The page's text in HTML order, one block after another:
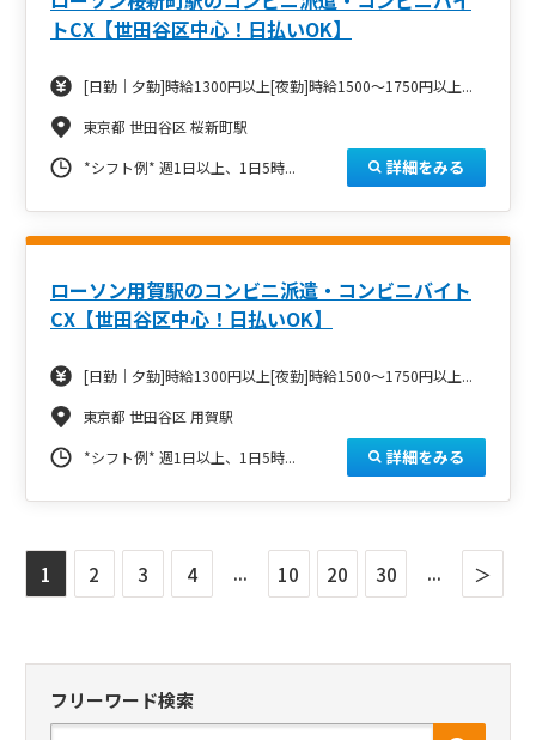
トCX【世田谷区中心！日払いOK】
[日勤｜夕勤]時給1300円以上[夜勤]時給1500～1750円以上...
東京都 世田谷区 桜新町駅
*シフト例* 週1日以上、1日5時... 詳細をみる
ローソン用賀駅のコンビニ派遣・コンビニバイト
CX【世田谷区中心！日払いOK】
[日勤｜夕勤]時給1300円以上[夜勤]時給1500～1750円以上...
東京都 世田谷区 用賀駅
*シフト例* 週1日以上、1日5時... 詳細をみる
1 2 3 4 ... 10 20 30 ... ＞
フリーワード検索